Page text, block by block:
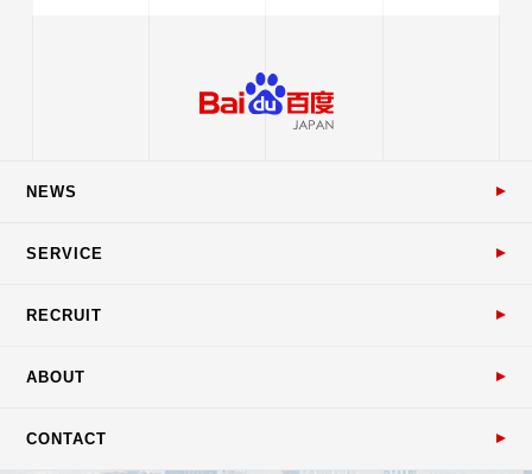
NEWS
SERVICE
RECRUIT
ABOUT
CONTACT